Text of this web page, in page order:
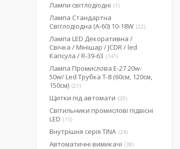
Лампи світлодіодні 1
Лампа Стандартна
Світлодіодна (А-60) 10-18W 22
Лампа LED Декоративна /
Свічка / Мінішар / JCDR / led
Капсула / R-39-63
141
Лампа Промислова Е-27 20w-
50w/ Led Трубка Т-8 (60см, 120см,
150см) 21
Щитки під автомати 20
Світильники промислові підвісні
LED
15
Внутрішня серія TINA 24
Автоматичні вимикачі 38